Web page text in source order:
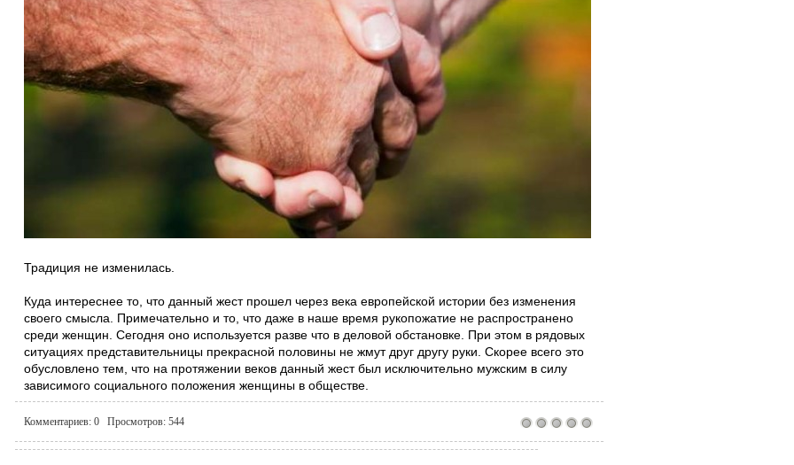
Традиция не изменилась.
Куда интереснее то, что данный жест прошел через века европейской истории без изменения
своего смысла. Примечательно и то, что даже в наше время рукопожатие не распространено
среди женщин. Сегодня оно используется разве что в деловой обстановке. При этом в рядовых
ситуациях представительницы прекрасной половины не жмут друг другу руки. Скорее всего это
обусловлено тем, что на протяжении веков данный жест был исключительно мужским в силу
зависимого социального положения женщины в обществе.
Комментариев: 0 Просмотров: 544